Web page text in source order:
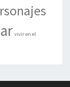
vivir en el